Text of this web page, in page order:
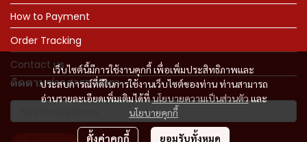
เว็บไซต์นี้มีการใช้งานคุกกี้ เพื่อเพิ่มประสิทธิภาพและ
ประสบการณ์ที่ดีในการใช้งานเว็บไซต์ของท่าน ท่านสามารถ
อ่านรายละเอียดเพิ่มเติมได้ที่นโยบายความเป็นส่วนตัวและ
นโยบายคุกกี้
ตั้งค่าคุกกี้ ยอมรับทั้งหมด
How to Payment
Order Tracking
Contact us
ติดตามข่าวสารจากเรา